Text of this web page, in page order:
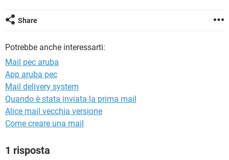
Share
Potrebbe anche interessarti:
Mail pec aruba
App aruba pec
Mail delivery system
Quando è stata inviata la prima mail
Alice mail vecchia versione
Come creare una mail
1 risposta